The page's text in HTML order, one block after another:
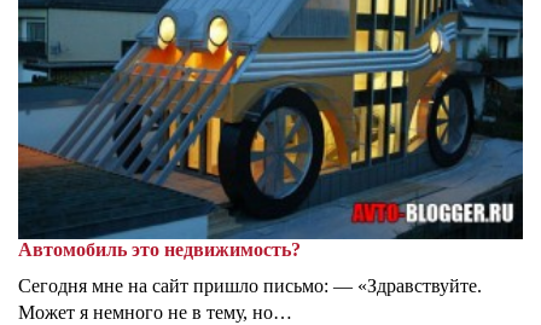
Автомобиль это недвижимость?
Сегодня мне на сайт пришло письмо: — «Здравствуйте.
Может я немного не в тему, но…